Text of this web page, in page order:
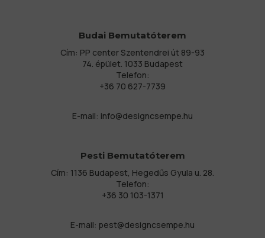
Budai Bemutatóterem
Cím: PP center Szentendrei út 89-93
74. épület. 1033 Budapest
Telefon:
+36 70 627-7739
E-mail: info@designcsempe.hu
Pesti Bemutatóterem
Cím: 1136 Budapest, Hegedűs Gyula u. 28.
Telefon:
+36 30 103-1371
E-mail: pest@designcsempe.hu